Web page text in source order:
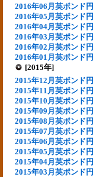
2016年06月英ポンド円
2016年05月英ポンド円
2016年04月英ポンド円
2016年03月英ポンド円
2016年02月英ポンド円
2016年01月英ポンド円
[2015年]
2015年12月英ポンド円
2015年11月英ポンド円
2015年10月英ポンド円
2015年09月英ポンド円
2015年08月英ポンド円
2015年07月英ポンド円
2015年06月英ポンド円
2015年05月英ポンド円
2015年04月英ポンド円
2015年03月英ポンド円